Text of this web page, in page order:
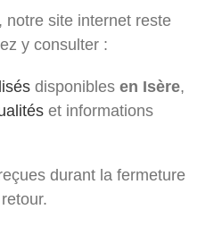
notre site internet reste
y consulter :
disponibles en Isère,
et informations
durant la fermeture